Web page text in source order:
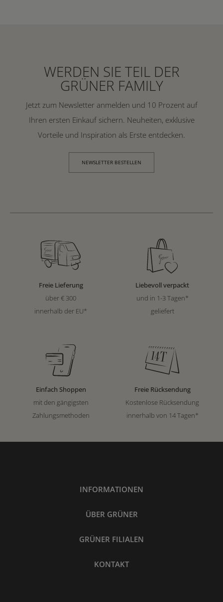
WERDEN SIE TEIL DER
GRÜNER FAMILY
Jetzt zum Newsletter anmelden und 10 Prozent auf
Ihren ersten Einkauf sichern. Neuheiten, exklusive
Vorteile und Inspiration als Erste entdecken.
NEWSLETTER BESTELLEN
Freie Lieferung
über € 300
innerhalb der EU*
Liebevoll verpackt
und in 1-3 Tagen*
geliefert
Einfach Shoppen
mit den gängigsten
Zahlungsmethoden
Freie Rücksendung
Kostenlose Rücksendung
innerhalb von 14 Tagen*
INFORMATIONEN
ÜBER GRÜNER
GRÜNER FILIALEN
KONTAKT